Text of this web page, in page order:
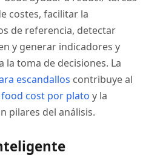
costes, facilitar la
de referencia, detectar
y generar indicadores y
la toma de decisiones. La
escandallos contribuye al
food cost por plato y la
pilares del análisis.